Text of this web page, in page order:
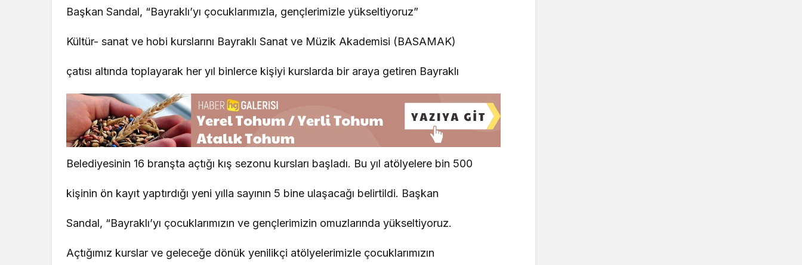
Başkan Sandal, “Bayraklı’yı çocuklarımızla, gençlerimizle yükseltiyoruz”
Kültür- sanat ve hobi kurslarını Bayraklı Sanat ve Müzik Akademisi (BASAMAK)
çatısı altında toplayarak her yıl binlerce kişiyi kurslarda bir araya getiren Bayraklı
Belediyesinin 16 branşta açtığı kış sezonu kursları başladı. Bu yıl atölyelere bin 500
kişinin ön kayıt yaptırdığı yeni yılla sayının 5 bine ulaşacağı belirtildi. Başkan
Sandal, “Bayraklı’yı çocuklarımızın ve gençlerimizin omuzlarında yükseltiyoruz.
Açtığımız kurslar ve geleceğe dönük yenilikçi atölyelerimizle çocuklarımızın